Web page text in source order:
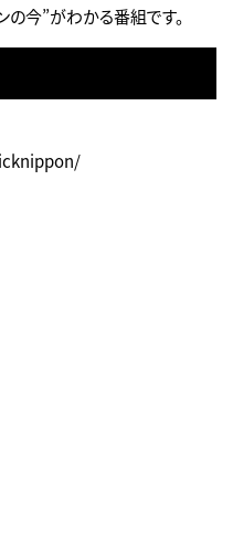
今”がわかる番組です。